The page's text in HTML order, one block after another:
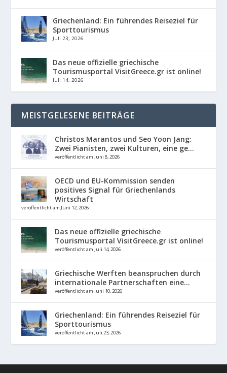
Griechenland: Ein führendes Reiseziel für
Sporttourismus
Juli 23, 2026
Das neue offizielle griechische
Tourismusportal VisitGreece.gr ist online!
Juli 14, 2026
MEISTGELESENE BEITRÄGE
Christos Marantos und Seo Yoon Jang:
Zwei Pianisten, zwei Kulturen, eine ge...
veröffentlicht am Juni 8, 2026
OECD und EU-Kommission senden
positives Signal für Griechenlands
Wirtschaft
veröffentlicht am Juni 12, 2026
Das neue offizielle griechische
Tourismusportal VisitGreece.gr ist online!
veröffentlicht am Juli 14, 2026
Griechische Werften beanspruchen durch
internationale Partnerschaften eine...
veröffentlicht am Juni 10, 2026
Griechenland: Ein führendes Reiseziel für
Sporttourismus
veröffentlicht am Juli 23, 2026